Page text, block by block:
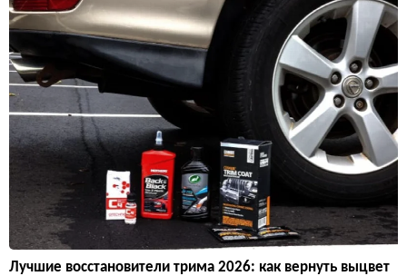
Лучшие восстановители трима 2026: как вернуть выцвет